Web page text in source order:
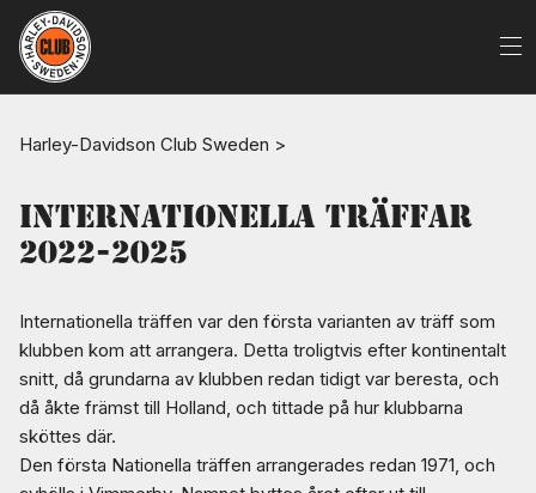
Harley-Davidson Club Sweden >
Internationella träffar
2022-2025
Internationella träffen var den första varianten av träff som
klubben kom att arrangera. Detta troligtvis efter kontinentalt
snitt, då grundarna av klubben redan tidigt var beresta, och
då åkte främst till Holland, och tittade på hur klubbarna
sköttes där.
Den första Nationella träffen arrangerades redan 1971, och